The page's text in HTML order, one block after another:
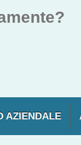
AZIENDALE